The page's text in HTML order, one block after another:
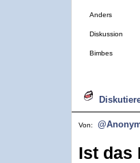
Anders
Diskussion
Bimbes
Von:
Ist das